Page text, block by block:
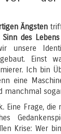
Ängsten
Sinn des
unsere
Einst
Ich bin
eine
manchmal
Eine Frage, die
Krise: Wer